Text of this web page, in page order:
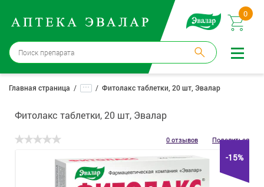
0
Бийск→ 15 аптек
Регистрация
Доставка и оплата
Способ получения:не выбран,изменить
Главная страница ... Фитолакс таблетки, 20 шт, Эвалар
Фитолакс таблетки, 20 шт, Эвалар
0 отзывов Поделиться
-15%